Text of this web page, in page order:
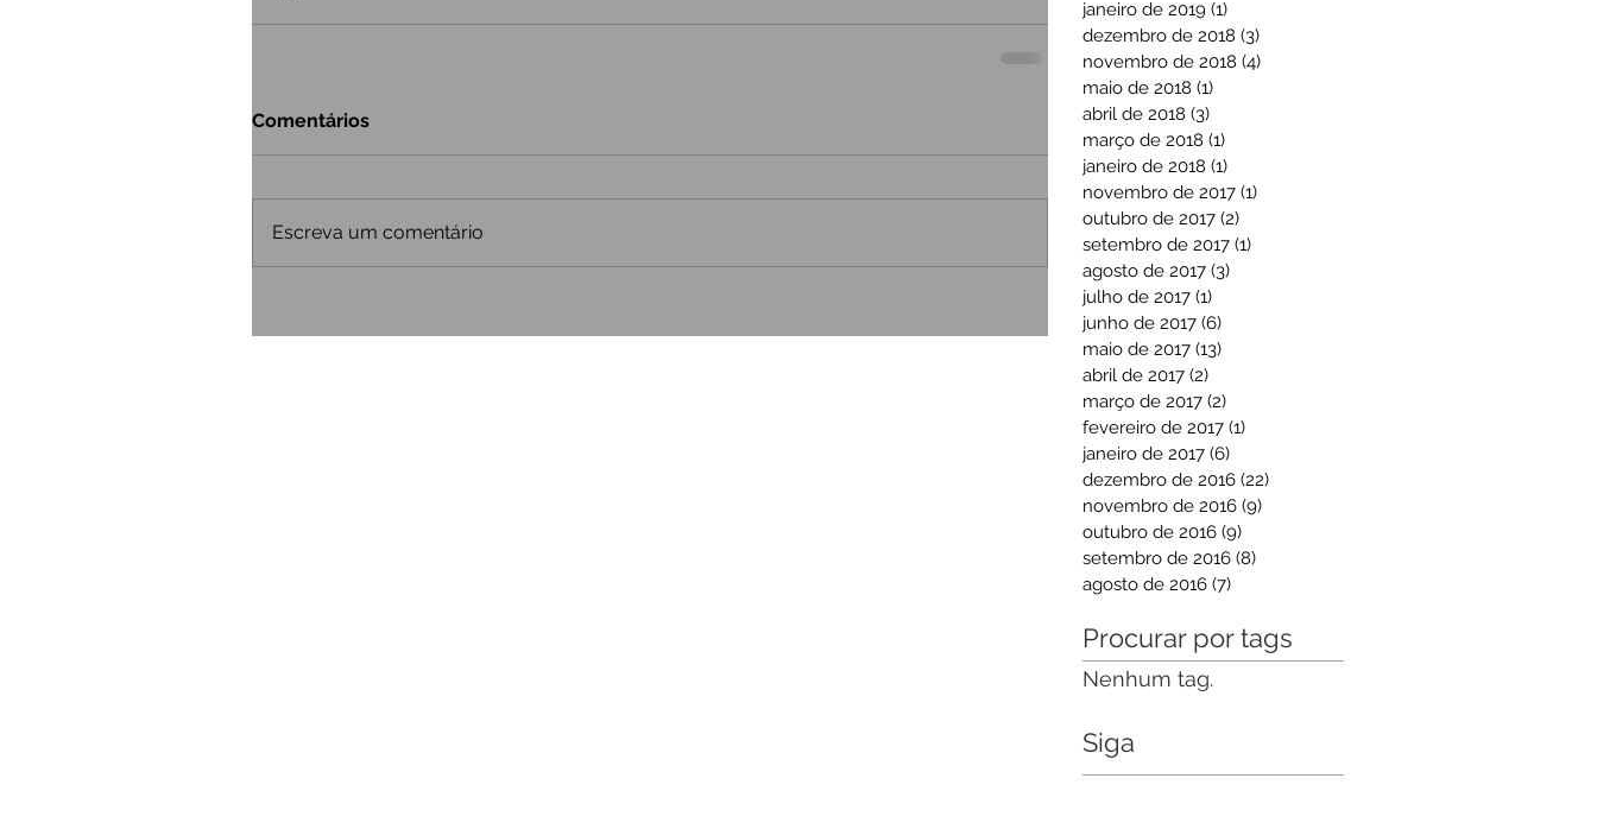
Comentários
Escreva um comentário
janeiro de 2019 (1)
dezembro de 2018 (3)
novembro de 2018 (4)
maio de 2018 (1)
abril de 2018 (3)
março de 2018 (1)
janeiro de 2018 (1)
novembro de 2017 (1)
outubro de 2017 (2)
setembro de 2017 (1)
agosto de 2017 (3)
julho de 2017 (1)
junho de 2017 (6)
maio de 2017 (13)
abril de 2017 (2)
março de 2017 (2)
fevereiro de 2017 (1)
janeiro de 2017 (6)
dezembro de 2016 (22)
novembro de 2016 (9)
outubro de 2016 (9)
setembro de 2016 (8)
agosto de 2016 (7)
Procurar por tags
Nenhum tag.
Siga